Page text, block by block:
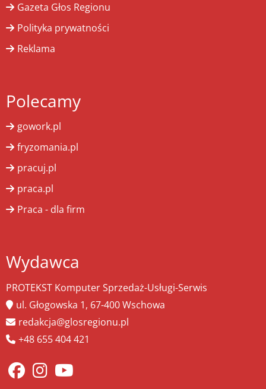
Gazeta Głos Regionu
Polityka prywatności
Reklama
Polecamy
gowork.pl
fryzomania.pl
pracuj.pl
praca.pl
Praca - dla firm
Wydawca
PROTEKST Komputer Sprzedaż-Usługi-Serwis
ul. Głogowska 1, 67-400 Wschowa
redakcja@glosregionu.pl
+48 655 404 421